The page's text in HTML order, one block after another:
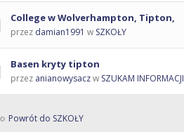
College w Wolverhampton, Tipton,
przez damian1991 w SZKOŁY
Basen kryty tipton
przez anianowysaczw SZUKAM INFORMACJI
Powrót do SZKOŁY